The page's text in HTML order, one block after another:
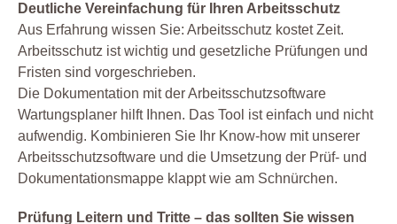
Deutliche Vereinfachung für Ihren Arbeitsschutz
Aus Erfahrung wissen Sie: Arbeitsschutz kostet Zeit.
Arbeitsschutz ist wichtig und gesetzliche Prüfungen und
Fristen sind vorgeschrieben.
Die Dokumentation mit der Arbeitsschutzsoftware
Wartungsplaner hilft Ihnen. Das Tool ist einfach und nicht
aufwendig. Kombinieren Sie Ihr Know-how mit unserer
Arbeitsschutzsoftware und die Umsetzung der Prüf- und
Dokumentationsmappe klappt wie am Schnürchen.
Prüfung Leitern und Tritte – das sollten Sie wissen